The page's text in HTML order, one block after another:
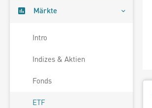
Märkte
Intro
Indizes & Aktien
Fonds
ETF